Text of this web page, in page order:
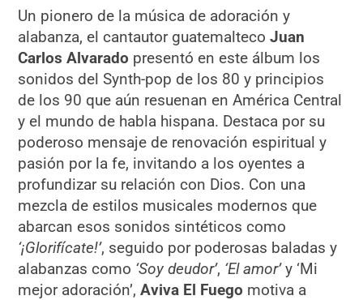
Un pionero de la música de adoración y
alabanza, el cantautor guatemaltecoJuan
Carlos Alvarado presentó en este álbum los
sonidos del Synth-pop de los 80 y principios
de los 90 que aún resuenan en América Central
y el mundo de habla hispana. Destaca por su
poderoso mensaje de renovación espiritual y
pasión por la fe, invitando a los oyentes a
profundizar su relación con Dios. Con una
mezcla de estilos musicales modernos que
abarcan esos sonidos sintéticos como
‘¡Glorifícate!’, seguido por poderosas baladas y
alabanzas como ‘Soy deudor’, ‘El amor’y ‘Mi
mejor adoración’,Aviva El Fuego motiva a